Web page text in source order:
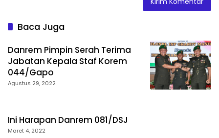
Baca Juga
Danrem Pimpin Serah Terima
Jabatan Kepala Staf Korem
044/Gapo
Agustus 29, 2022
Ini Harapan Danrem 081/DSJ
Maret 4, 2022